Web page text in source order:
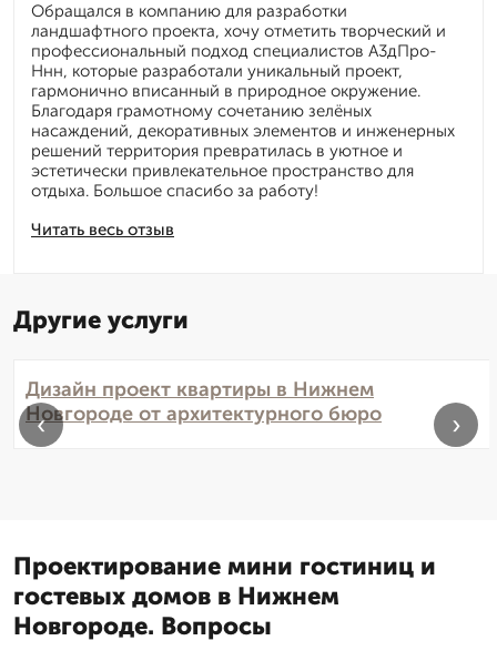
Читать весь отзыв
Обращался в компанию для разработки
ландшафтного проекта, хочу отметить творческий и
профессиональный подход специалистов А3дПро-
Ннн, которые разработали уникальный проект,
гармонично вписанный в природное окружение.
Благодаря грамотному сочетанию зелёных
насаждений, декоративных элементов и инженерных
решений территория превратилась в уютное и
эстетически привлекательное пространство для
отдыха. Большое спасибо за работу!
Другие услуги
Дизайн проект квартиры в Нижнем
Новгороде от архитектурного бюро
‹ ›
Проектирование мини гостиниц и
гостевых домов в Нижнем
Новгороде. Вопросы